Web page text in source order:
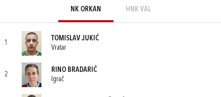
NK ORKAN HNK VAL
1
TOMISLAV JUKIĆ
Vratar
2
RINO BRADARIĆ
Igrač